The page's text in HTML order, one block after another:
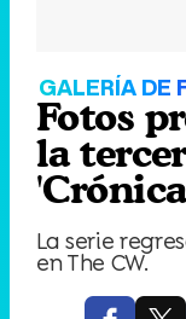
GALERÍA DE
Fotos
la
La serie
en The CW.